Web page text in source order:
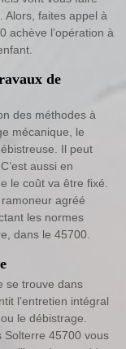
Alors, faites appel à
achève l’opération à
de
des méthodes à
mécanique, le
Il peut
aussi en
le coût va être fixé.
agréé
les normes
dans le 45700.
se trouve dans
l’entretien intégral
le débistrage.
Solterre 45700 vous